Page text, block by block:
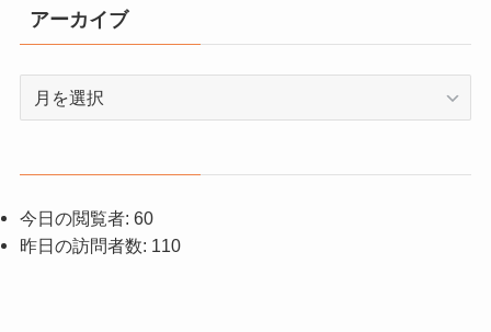
アーカイブ
今日の閲覧者: 60
昨日の訪問者数: 110